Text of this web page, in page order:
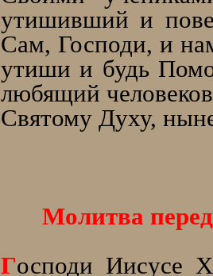
утишивший и
Сам, Господи, и
утиши и будь
любящий
Святому Духу,
Молитва
Господи Иисусе